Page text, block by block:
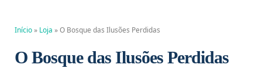
Início» Loja »O Bosque das Ilusões Perdidas
O Bosque das Ilusões Perdidas